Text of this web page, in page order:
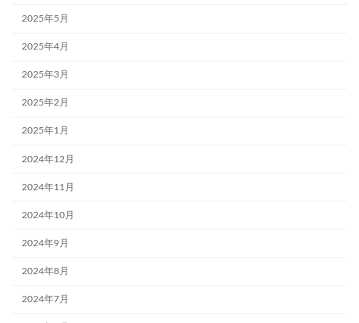
2025年5月
2025年4月
2025年3月
2025年2月
2025年1月
2024年12月
2024年11月
2024年10月
2024年9月
2024年8月
2024年7月